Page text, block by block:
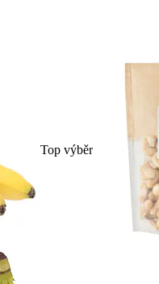
Top výběr